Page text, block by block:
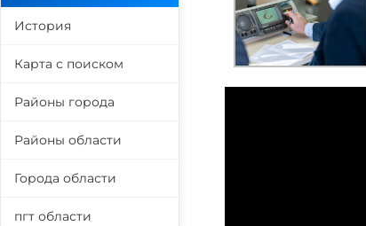
История
Карта с поиском
Районы города
Районы области
Города области
пгт области